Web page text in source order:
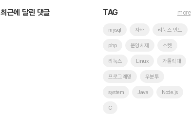
최근에 달린 댓글 TAG
mysql 자바 리눅스 민트
php 운영체제 소켓
리눅스 Linux 가톨릭대
프로그래밍 우분투
system Java Node.js
C
more